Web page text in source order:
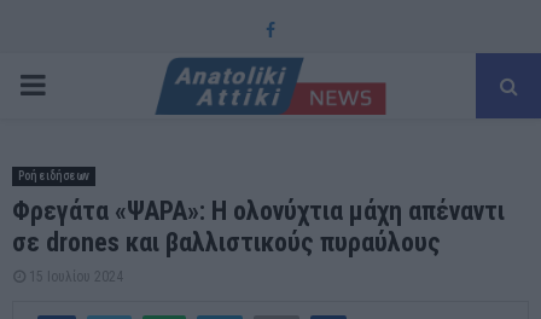
Facebook
PRIMARY
Ροή ειδήσεων
Φρεγάτα «ΨΑΡΑ»: Η ολονύχτια μάχη απέναντι
σε drones και βαλλιστικούς πυραύλους
15 Ιουλίου 2024